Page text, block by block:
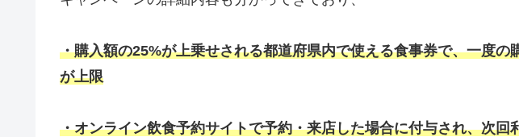
・購入額の25%が上乗せされる都道府県内で使える食事券で、一度の
が上限
・オンライン飲食予約サイトで予約・来店した場合に付与され、次回